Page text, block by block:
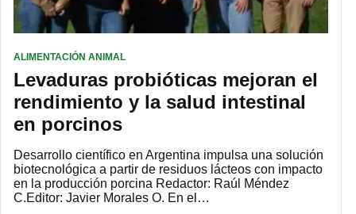
ALIMENTACIÓN ANIMAL
Levaduras probióticas mejoran el
rendimiento y la salud intestinal
en porcinos
Desarrollo científico en Argentina impulsa una solución
biotecnológica a partir de residuos lácteos con impacto
en la producción porcina Redactor: Raúl Méndez
C.Editor: Javier Morales O. En el…